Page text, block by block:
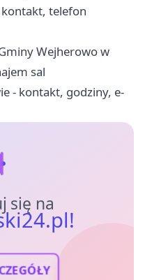
telefon
Wejherowo w
sal
- kontakt, godziny, e-
się na